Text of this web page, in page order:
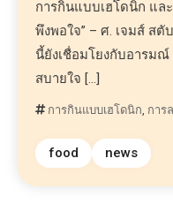
การกินแบบเฮโดนิก แล
พึงพอใจ” – ศ. เจมส์ ส
นี้ยังเชื่อมโยงกับอารม
สบายใจ […]
การกินแบบเฮโดนิก การ
food news